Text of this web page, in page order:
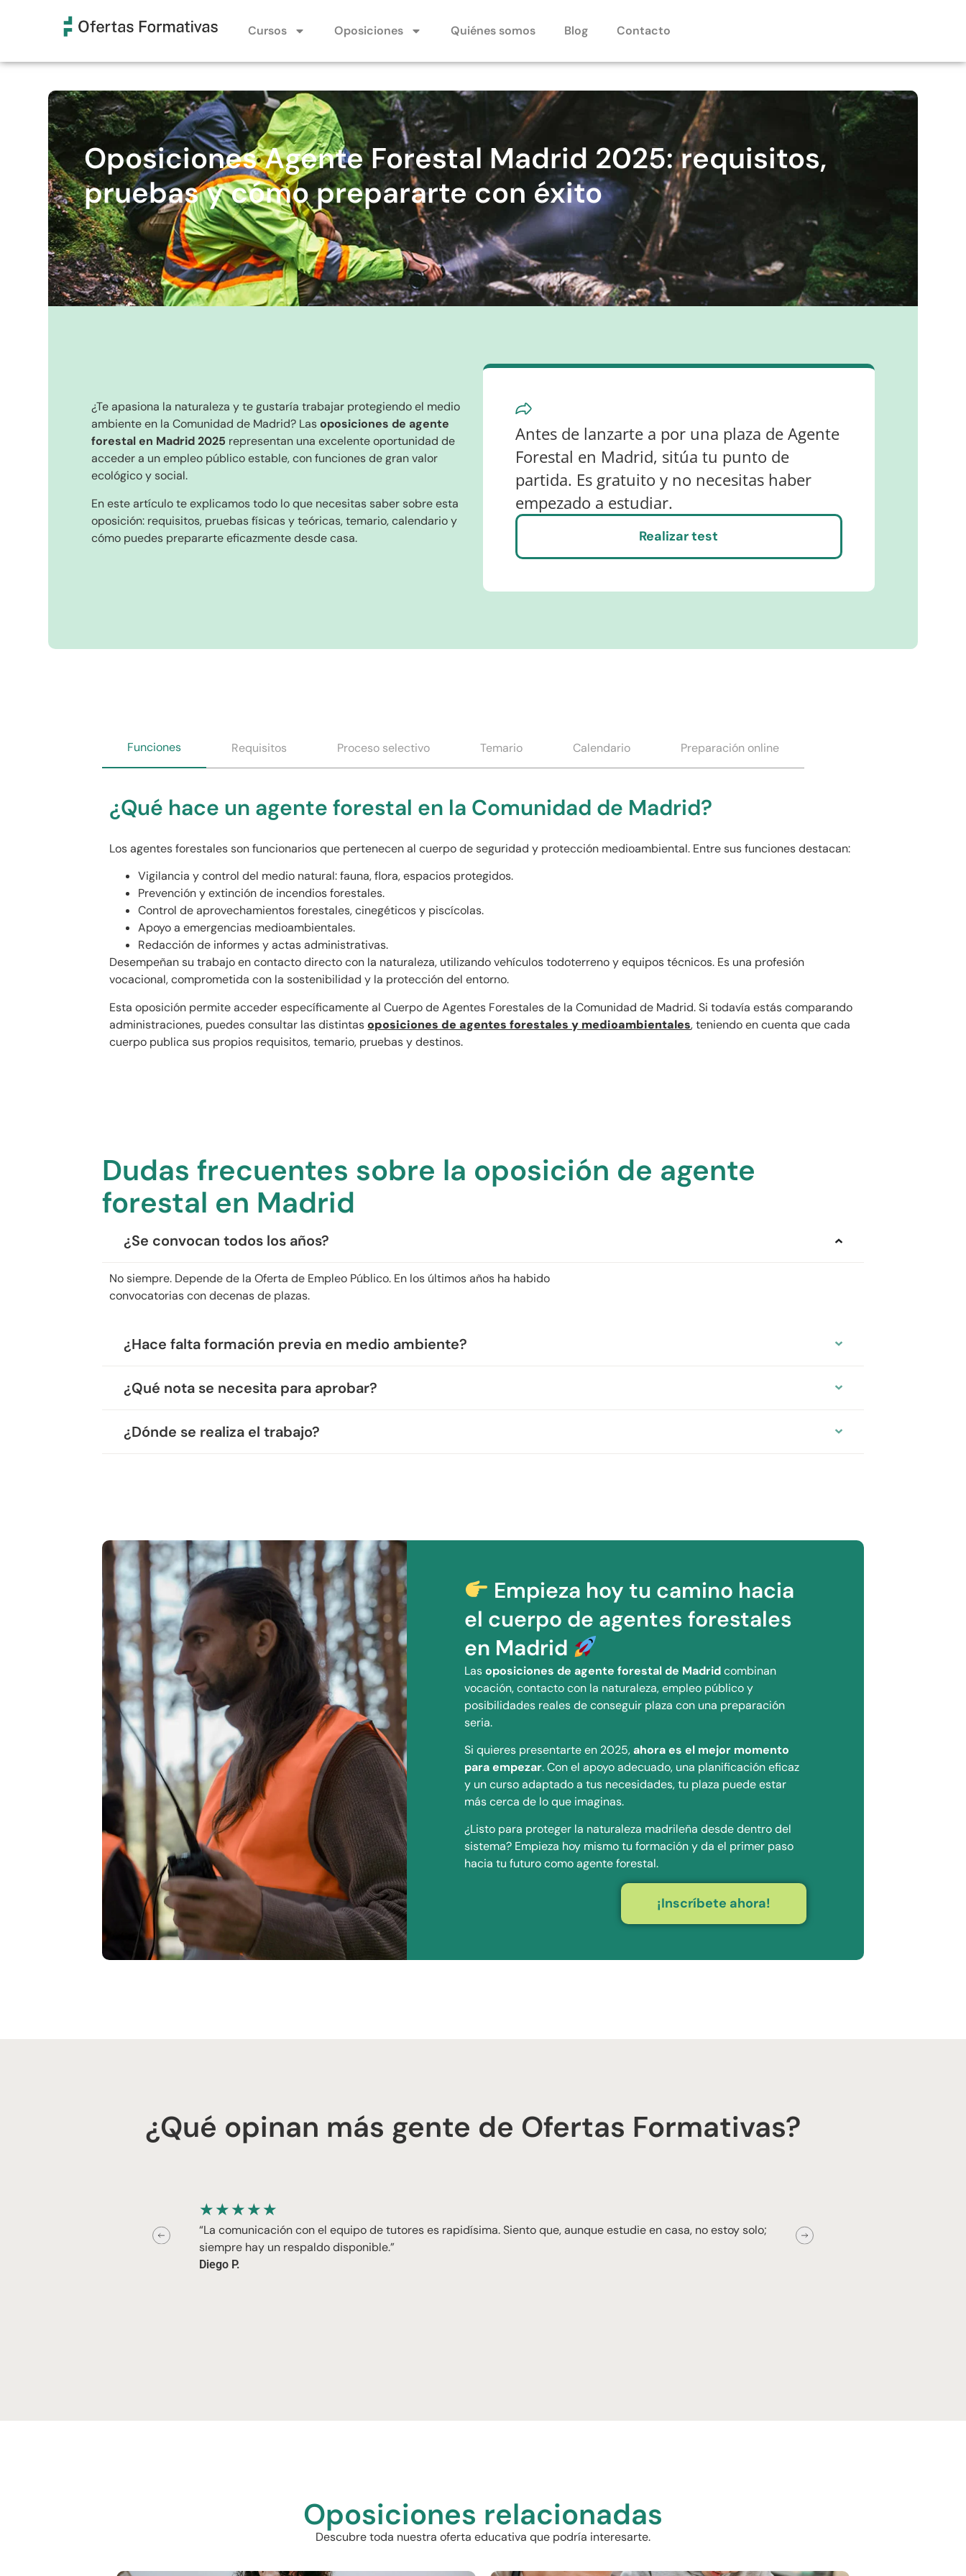
Cursos Oposiciones Quiénes somos Blog Contacto
Oposiciones Agente Forestal Madrid 2025: requisitos,
pruebas y cómo prepararte con éxito
¿Te apasiona la naturaleza y te gustaría trabajar protegiendo el medio
ambiente en la Comunidad de Madrid? Lasoposiciones de agente
forestal en Madrid 2025 representan una excelente oportunidad de
acceder a un empleo público estable, con funciones de gran valor
ecológico y social.
En este artículo te explicamos todo lo que necesitas saber sobre esta
oposición: requisitos, pruebas físicas y teóricas, temario, calendario y
cómo puedes prepararte eficazmente desde casa.
Antes de lanzarte a por una plaza de Agente
Forestal en Madrid, sitúa tu punto de
partida. Es gratuito y no necesitas haber
empezado a estudiar.
Realizar test
Funciones Requisitos Proceso selectivo Temario Calendario Preparación online
¿Qué hace un agente forestal en la Comunidad de Madrid?
Los agentes forestales son funcionarios que pertenecen al cuerpo de seguridad y protección medioambiental. Entre sus funciones destacan:
Vigilancia y control del medio natural: fauna, flora, espacios protegidos.
Prevención y extinción de incendios forestales.
Control de aprovechamientos forestales, cinegéticos y piscícolas.
Apoyo a emergencias medioambientales.
Redacción de informes y actas administrativas.
Desempeñan su trabajo en contacto directo con la naturaleza, utilizando vehículos todoterreno y equipos técnicos. Es una profesión
vocacional, comprometida con la sostenibilidad y la protección del entorno.
Esta oposición permite acceder específicamente al Cuerpo de Agentes Forestales de la Comunidad de Madrid. Si todavía estás comparando
administraciones, puedes consultar las distintasoposiciones de agentes forestales y medioambientales, teniendo en cuenta que cada
cuerpo publica sus propios requisitos, temario, pruebas y destinos.
Dudas frecuentes sobre la oposición de agente
forestal en Madrid
¿Se convocan todos los años?
No siempre. Depende de la Oferta de Empleo Público. En los últimos años ha habido
convocatorias con decenas de plazas.
¿Hace falta formación previa en medio ambiente?
¿Qué nota se necesita para aprobar?
¿Dónde se realiza el trabajo?
Empieza hoy tu camino hacia
el cuerpo de agentes forestales
en Madrid
Lasoposiciones de agente forestal de Madridcombinan
vocación, contacto con la naturaleza, empleo público y
posibilidades reales de conseguir plaza con una preparación
seria.
Si quieres presentarte en 2025,ahora es el mejor momento
para empezar. Con el apoyo adecuado, una planificación eficaz
y un curso adaptado a tus necesidades, tu plaza puede estar
más cerca de lo que imaginas.
¿Listo para proteger la naturaleza madrileña desde dentro del
sistema? Empieza hoy mismo tu formación y da el primer paso
hacia tu futuro como agente forestal.
¡Inscríbete ahora!
¿Qué opinan más gente de Ofertas Formativas?
★★★★★
“La comunicación con el equipo de tutores es rapidísima. Siento que, aunque estudie en casa, no estoy solo;
siempre hay un respaldo disponible.”
Diego P.
Oposiciones relacionadas
Descubre toda nuestra oferta educativa que podría interesarte.